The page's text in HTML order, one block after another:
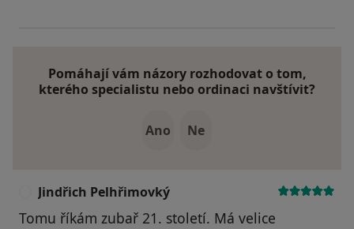
Pomáhají vám názory rozhodovat o tom,
kterého specialistu nebo ordinaci navštívit?
Ano Ne
Jindřich Pelhřimovký
Tomu říkám zubař 21. století. Má velice